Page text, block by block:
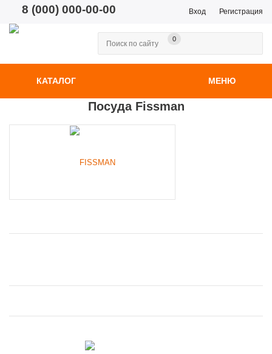
8 (000) 000-00-00 Вход Регистрация
КАТАЛОГ МЕНЮ
0
Посуда Fissman